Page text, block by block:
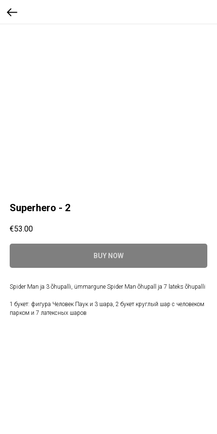
Superhero - 2
€53.00
BUY NOW
Spider Man ja 3 õhupalli, ümmargune Spider Man õhupall ja 7 lateks õhupalli
1 букет: фигура Человек Паук и 3 шара, 2 букет круглый шар с человеком
парком и 7 латексных шаров